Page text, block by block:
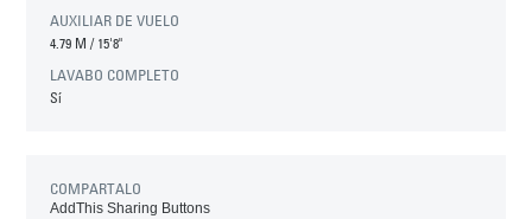
AUXILIAR DE VUELO
4.79 M/15'8"
LAVABO COMPLETO
Sí
COMPARTALO
AddThis Sharing Buttons